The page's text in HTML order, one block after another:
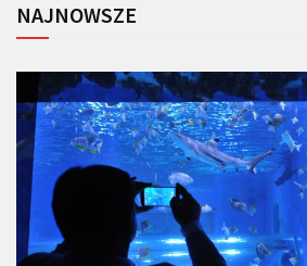
NAJNOWSZE